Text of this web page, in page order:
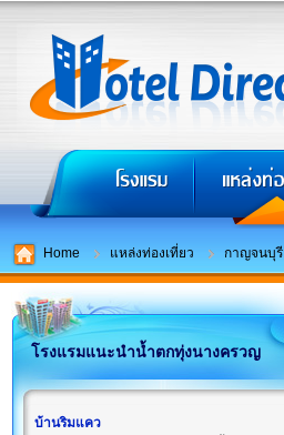
Home แหล่งท่องเที่ยว กาญจนบุรี
โรงแรมแนะนำน้ำตกทุ่งนางครวญ
บ้านริมแคว